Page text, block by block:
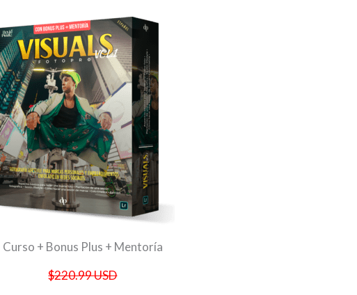
Curso + Bonus Plus + Mentoría
$220.99 USD